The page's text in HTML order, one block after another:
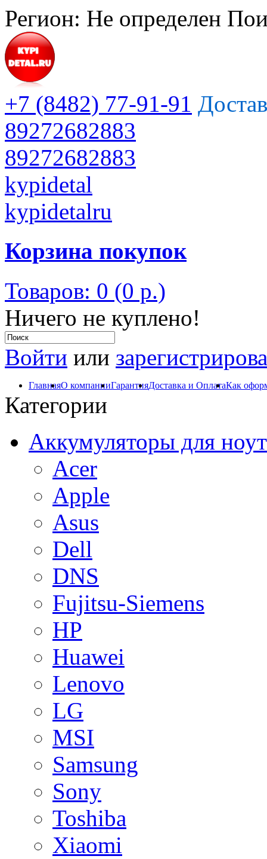
Регион: Не определен
+7 (8482) 77-91-91
89272682883
89272682883
kypidetal
kypidetalru
Корзина покупок
Товаров: 0 (0 р.)
Ничего не куплено!
Войти или
ГлавнаяО компанииГарантияДоставка и ОплатаКак
Категории
Аккумуляторы для
Acer
Apple
Asus
Dell
DNS
Fujitsu-Siemens
HP
Huawei
Lenovo
LG
MSI
Samsung
Sony
Toshiba
Xiaomi